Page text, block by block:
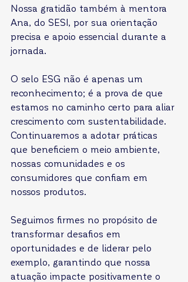
Nossa gratidão também à mentora
Ana, do SESI, por sua orientação
precisa e apoio essencial durante a
jornada.
O selo ESG não é apenas um
reconhecimento; é a prova de que
estamos no caminho certo para aliar
crescimento com sustentabilidade.
Continuaremos a adotar práticas
que beneficiem o meio ambiente,
nossas comunidades e os
consumidores que confiam em
nossos produtos.
Seguimos firmes no propósito de
transformar desafios em
oportunidades e de liderar pelo
exemplo, garantindo que nossa
atuação impacte positivamente o